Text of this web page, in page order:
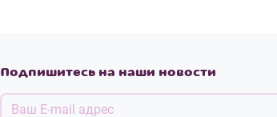
Подпишитесь на наши новости